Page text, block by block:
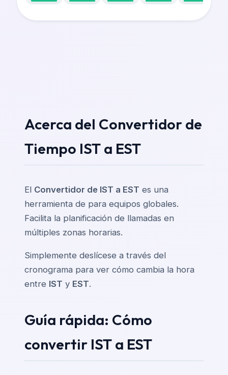
Acerca del Convertidor de
Tiempo IST a EST
El Convertidor de IST a EST es una
herramienta de para equipos globales.
Facilita la planificación de llamadas en
múltiples zonas horarias.
Simplemente deslícese a través del
cronograma para ver cómo cambia la hora
entre IST y EST.
Guía rápida: Cómo
convertir IST a EST